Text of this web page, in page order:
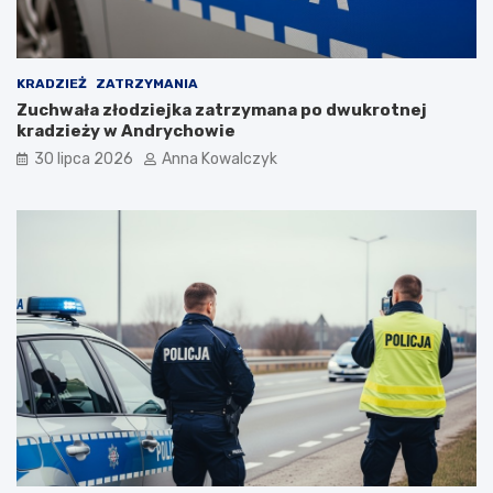
p
a
n
d
e
m
i
KRADZIEŻ ZATRZYMANIA
Zuchwała złodziejka zatrzymana po dwukrotnej
kradzieży w Andrychowie
30 lipca 2026 Anna Kowalczyk